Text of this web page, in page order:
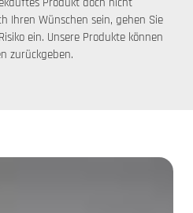
Ihren Wünschen sein, gehen Sie
ein. Unsere Produkte können
zurückgeben.